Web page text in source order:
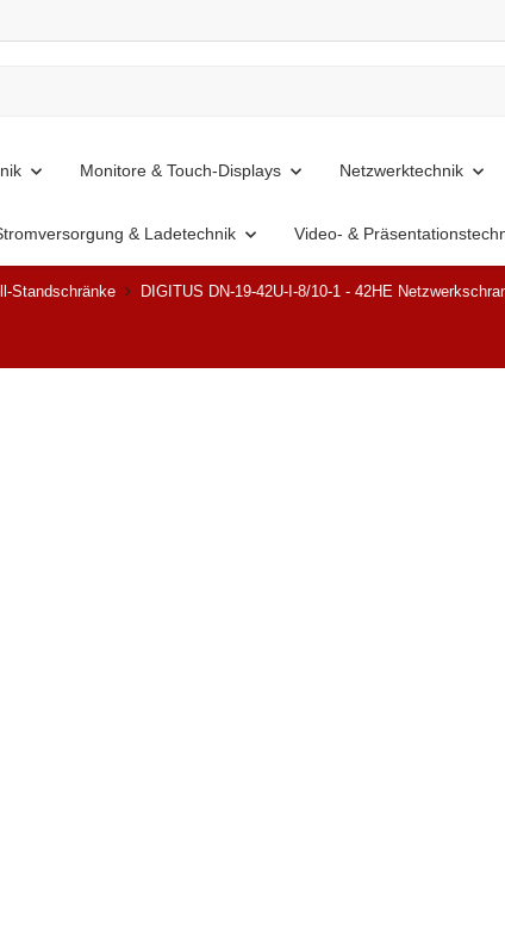
Monitore & Touch-Displays Netzwerktechnik
& Ladetechnik Video- &
Standschränke DIGITUS DN-19-42U-I-8/10-1 - 42HE